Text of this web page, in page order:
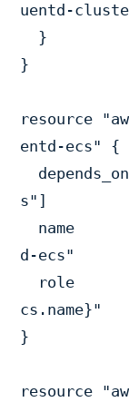
uentd-
}
}
resource
entd-ecs" {
s"]
name
d-ecs"
role
cs.name}"
}
resource